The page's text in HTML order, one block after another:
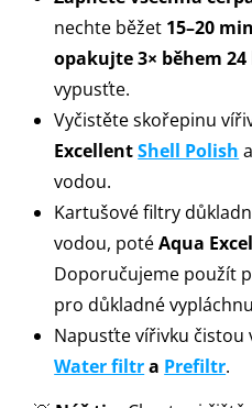
nechte běžet 15–20
opakujte 3× během
vypusťte.
Vyčistěte skořepinu
ExcellentShell Polish
vodou.
Kartušové filtry
vodou, potéAqua
Doporučujeme použít
pro důkladné
Napusťte vířivku čistou
Water filtra Prefiltr.